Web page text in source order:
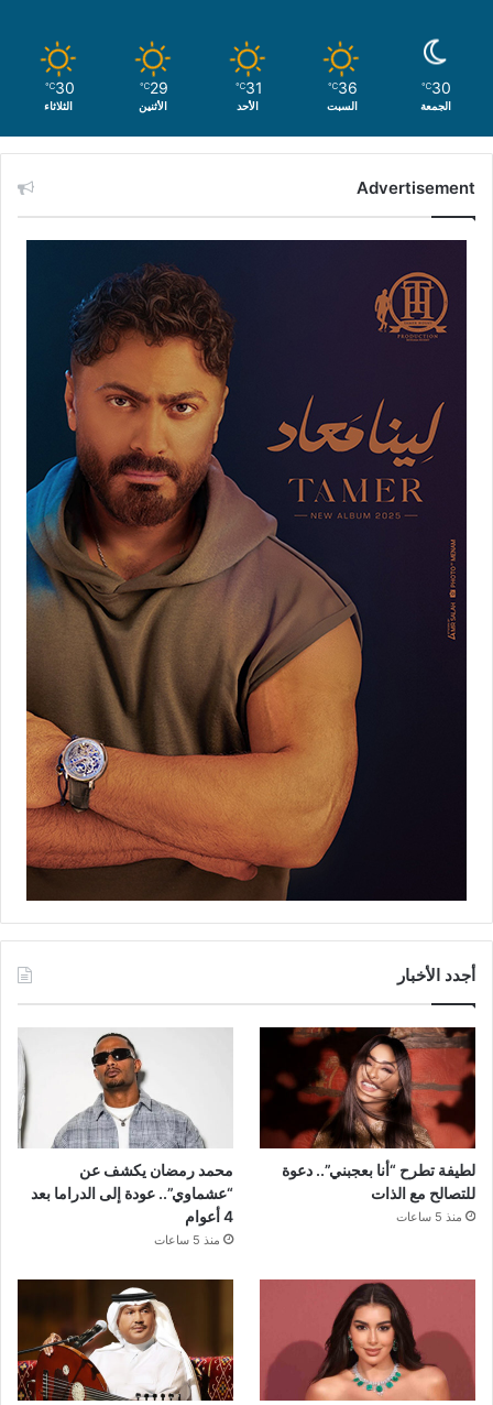
30
℃
الجمعة
36
℃
السبت
31
℃
الأحد
29
℃
الأثنين
30
℃
الثلاثاء
Advertisement
أجدد الأخبار
لطيفة تطرح “أنا بعجبني”.. دعوة
للتصالح مع الذات
منذ 5 ساعات
محمد رمضان يكشف عن
“عشماوي”.. عودة إلى الدراما بعد
4 أعوام
منذ 5 ساعات